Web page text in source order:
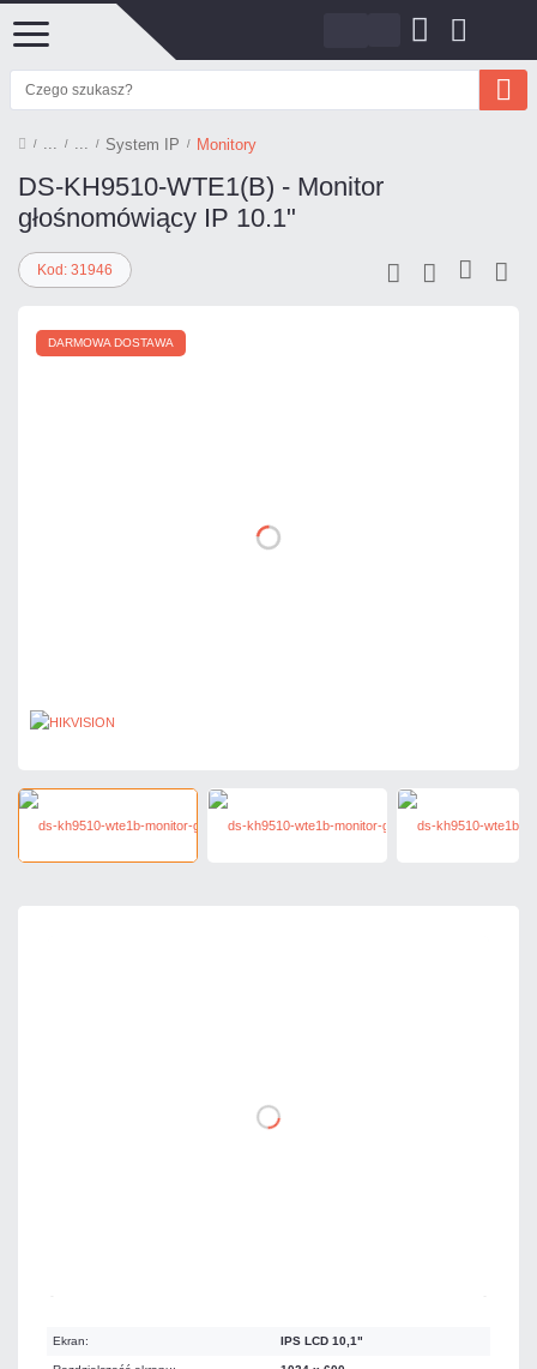
System IP Monitory
DS-KH9510-WTE1(B) - Monitor
głośnomówiący IP 10.1"
Kod: 31946
Ekran: IPS LCD 10,1"
DARMOWA DOSTAWA